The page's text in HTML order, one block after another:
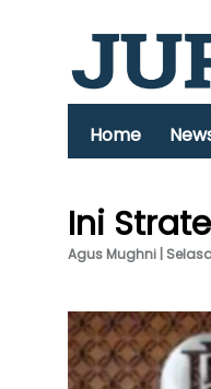
Home
Ini
Agus Mughni |